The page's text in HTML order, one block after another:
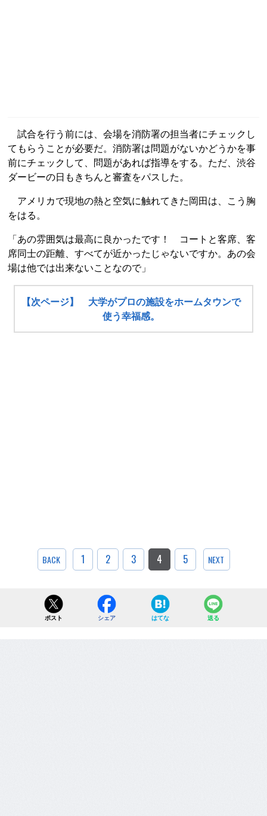
試合を行う前には、会場を消防署の担当者にチェックし
てもらうことが必要だ。消防署は問題がないかどうかを事
前にチェックして、問題があれば指導をする。ただ、渋谷
ダービーの日もきちんと審査をパスした。
アメリカで現地の熱と空気に触れてきた岡田は、こう胸
をはる。
「あの雰囲気は最高に良かったです！ コートと客席、客
席同士の距離、すべてが近かったじゃないですか。あの会
場は他では出来ないことなので」
【次ページ】 大学がプロの施設をホームタウンで
使う幸福感。
BACK 1 2 3 4 5 NEXT
ポスト シェア はてな 送る